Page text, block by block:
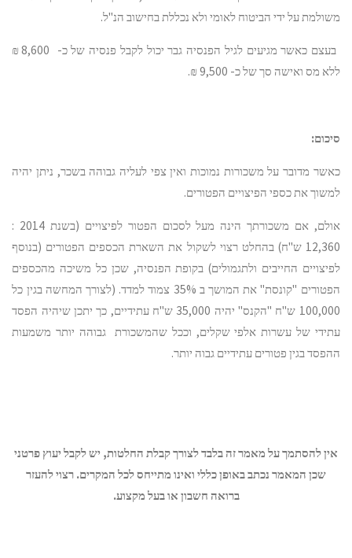
משולמת על ידי הביטוח לאומי ולא נכללת בחישוב הנ"ל.
בעצם כאשר מגיעים לגיל הפנסיה גבר יכול לקבל פנסיה של כ- 8,600 ₪
ללא מס ואישה סך של כ- 9,500 ₪.
סיכום:
כאשר מדובר על משכורות נמוכות ואין צפי לעליה גבוהה בשכר, ניתן יהיה
למשוך את כספי הפיצויים הפטורים.
אולם, אם משכורתך הינה מעל לסכום הפטור לפיצויים (בשנת 2014 :
12,360 ש"ח) בהחלט רצוי לשקול את השארת הכספים הפטורים (בנוסף
לפיצויים החייבים ולתגמולים) בקופת הפנסיה, שכן כל משיכה מהכספים
הפטורים "קונסת" את המושך ב 35% צמוד למדד. (לצורך המחשה בגין כל
100,000 ש"ח "הקנס" יהיה 35,000 ש"ח עתידיים, כך יתכן שיהיה הפסד
עתידי של עשרות אלפי שקלים, וככל שהמשכורת גבוהה יותר משמעות
ההפסד בגין פטורים עתידיים גבוה יותר.
אין להסתמך על מאמר זה בלבד לצורך קבלת החלטות, יש לקבל יעוץ פרטני
שכן המאמר נכתב באופן כללי ואינו מתייחס לכל המקרים. רצוי להעזר
ברואה חשבון או בעל מקצוע.